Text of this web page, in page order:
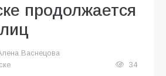
продолжается
Васнецова
34